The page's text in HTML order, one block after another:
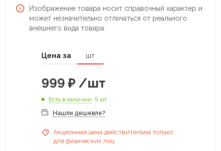
Изображение товара носит справочный характер и
может незначительно отличаться от реального
внешнего вида товара.
Цена за шт
999 ₽ /шт
Есть в наличии: 5 шт
Нашли дешевле?
Акционная цена действительна только
для физических лиц